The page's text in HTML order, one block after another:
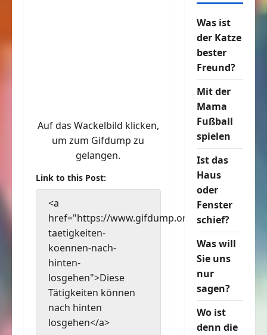
Auf das Wackelbild klicken,
um zum Gifdump zu
gelangen.
Link to this Post:
<a
href="https://www.gifdump.org/diese-
taetigkeiten-
koennen-nach-
hinten-
losgehen">Diese
Tätigkeiten können
nach hinten
losgehen</a>
Was ist
der Katze
bester
Freund?
Mit der
Mama
Fußball
spielen
Ist das
Haus
oder
Fenster
schief?
Was will
Sie uns
nur
sagen?
Wo ist
denn die